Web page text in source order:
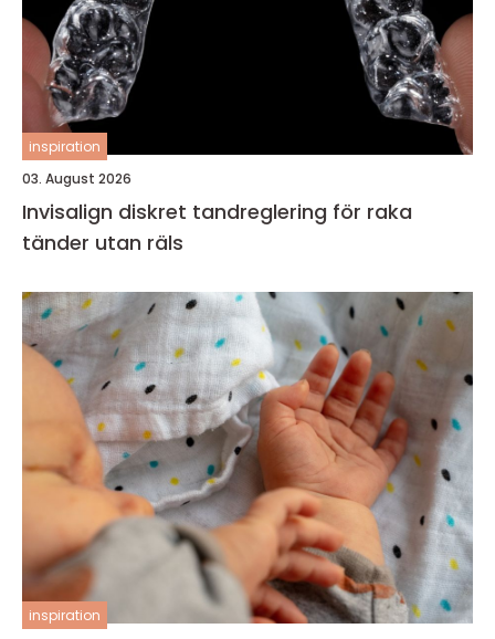
inspiration
03. August 2026
Invisalign diskret tandreglering för raka
tänder utan räls
inspiration